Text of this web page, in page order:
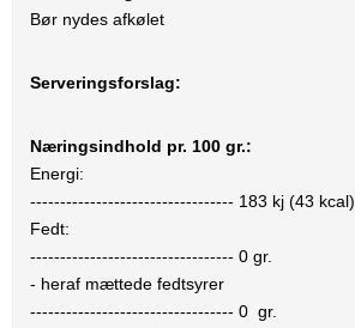
Bør nydes afkølet
Serveringsforslag:
Næringsindhold pr. 100 gr.:
Energi:
---------------------------------- 183 kj (43 kcal)
Fedt:
---------------------------------- 0 gr.
- heraf mættede fedtsyrer
---------------------------------- 0 gr.